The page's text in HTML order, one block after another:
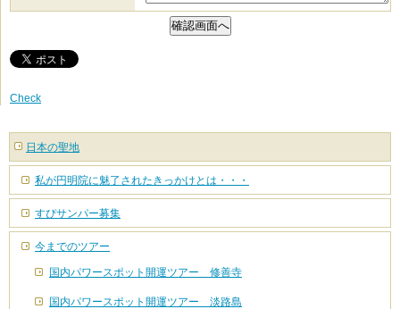
Check
日本の聖地
私が円明院に魅了されたきっかけとは・・・
すぴサンパー募集
今までのツアー
国内パワースポット開運ツアー 修善寺
国内パワースポット開運ツアー 淡路島